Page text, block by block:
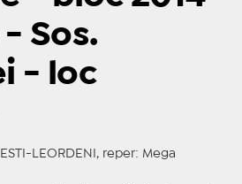
Sos.
- loc
LEORDENI, reper: Mega